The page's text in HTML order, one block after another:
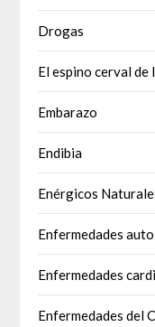
Drogas
El espino cerval de
Embarazo
Endibia
Enérgicos
Enfermedades
Enfermedades
Enfermedades del